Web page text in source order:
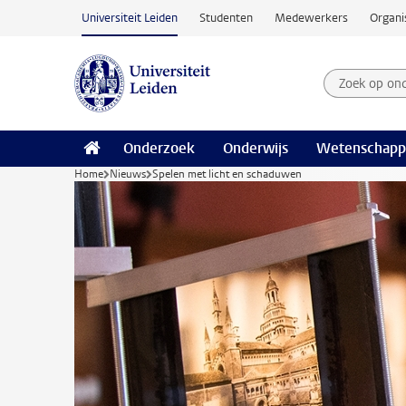
Ga naar hoofdinhoud
Universiteit Leiden Studenten Medewerkers
Zoek op
Zoekterm
Onderzoek Onderwijs
Home Nieuws Spelen met licht en schaduwen